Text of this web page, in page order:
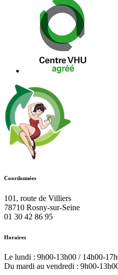
Coordonnées
101, route de Villiers
78710 Rosny-sur-Seine
01 30 42 86 95
Horaires
Le lundi : 9h00-13h00 / 14h00-
Du mardi au vendredi : 9h00-